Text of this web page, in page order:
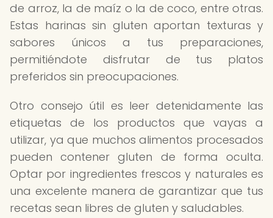
de arroz, la de maíz o la de coco, entre otras.
Estas harinas sin gluten aportan texturas y
sabores únicos a tus preparaciones,
permitiéndote disfrutar de tus platos
preferidos sin preocupaciones.
Otro consejo útil es leer detenidamente las
etiquetas de los productos que vayas a
utilizar, ya que muchos alimentos procesados
pueden contener gluten de forma oculta.
Optar por ingredientes frescos y naturales es
una excelente manera de garantizar que tus
recetas sean libres de gluten y saludables.